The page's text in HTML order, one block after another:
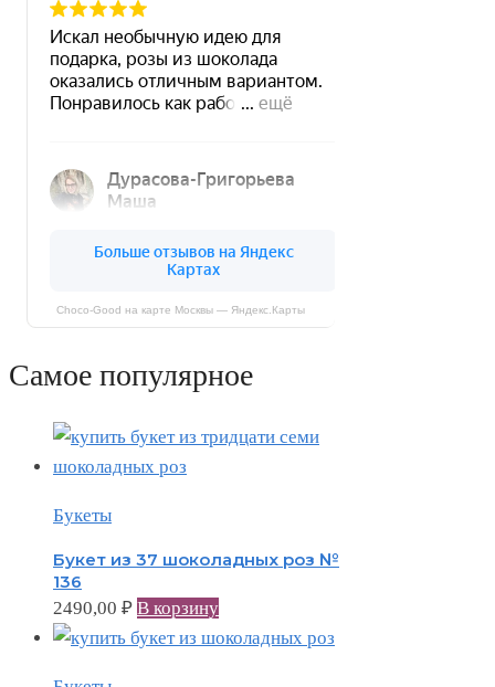
Choco-Good на карте Москвы — Яндекс.Карты
Самое популярное
Букеты
Букет из 37 шоколадных роз №
136
2490,00 ₽ В корзину